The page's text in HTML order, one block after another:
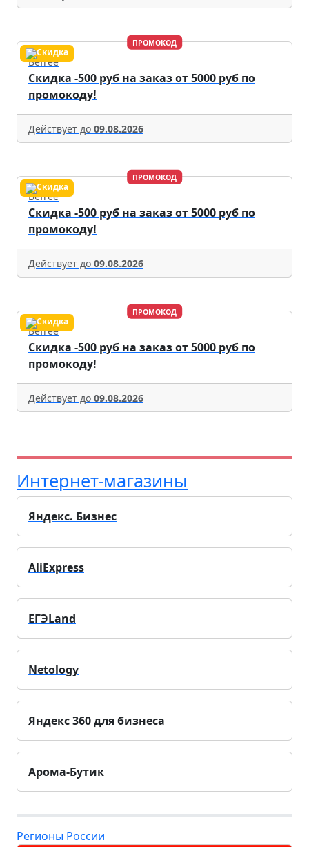
ПРОМОКОД
Befree
Скидка -500 руб на заказ от 5000 руб по
промокоду!
Действует до 09.08.2026
ПРОМОКОД
Befree
Скидка -500 руб на заказ от 5000 руб по
промокоду!
Действует до 09.08.2026
ПРОМОКОД
Befree
Скидка -500 руб на заказ от 5000 руб по
промокоду!
Действует до 09.08.2026
Интернет-магазины
Яндекс. Бизнес
AliExpress
ЕГЭLand
Netology
Яндекс 360 для бизнеса
Арома-Бутик
Регионы России